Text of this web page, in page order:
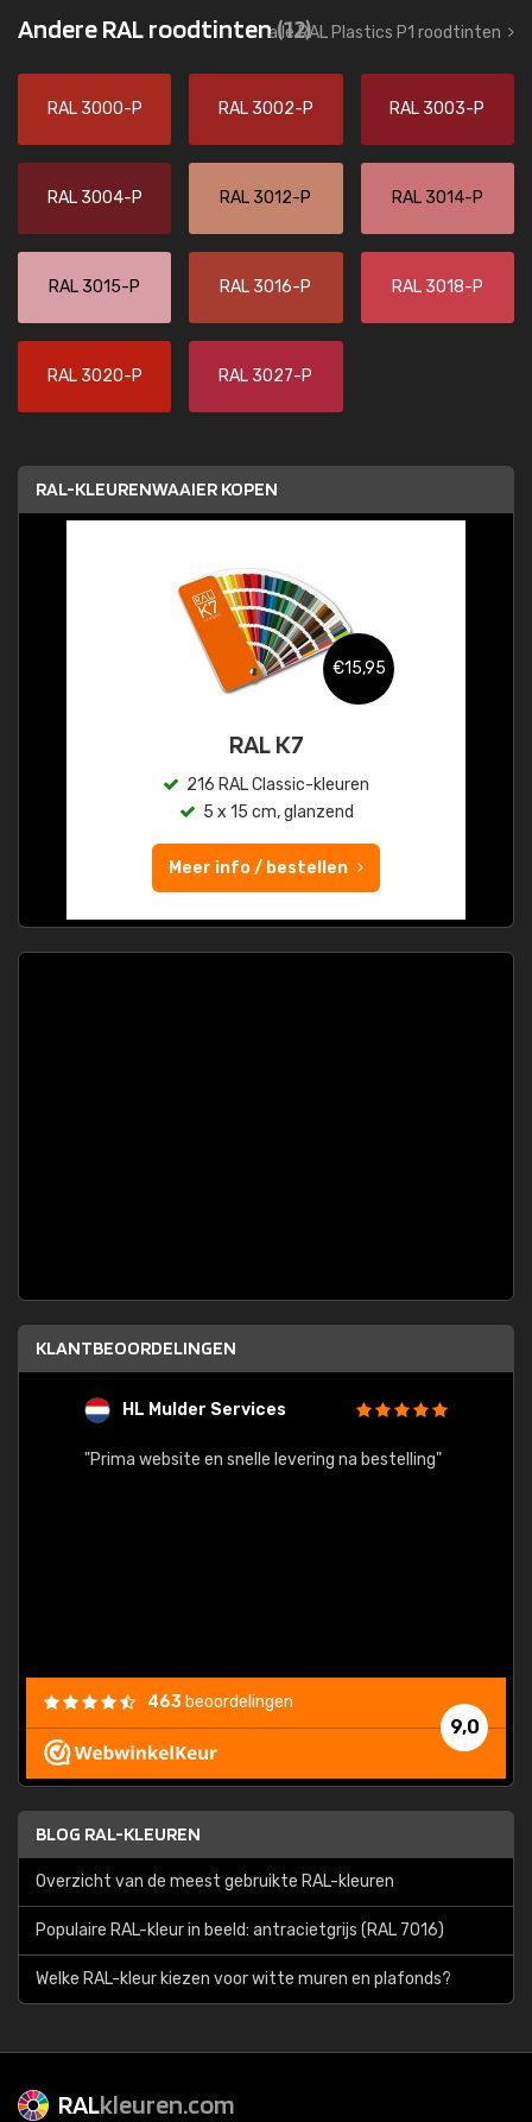
Andere RAL roodtinten(12)
alle RAL Plastics P1 roodtinten
RAL 3000-P RAL 3002-P RAL 3003-P
RAL 3004-P RAL 3012-P RAL 3014-P
RAL 3015-P RAL 3016-P RAL 3018-P
RAL 3020-P RAL 3027-P
RAL-KLEURENWAAIER KOPEN
€15,95
RAL K7
216 RAL Classic-kleuren
5 x 15 cm, glanzend
Meer info / bestellen
KLANTBEOORDELINGEN
HL Mulder Services
"Prima website en snelle levering na bestelling"
9,0
463 beoordelingen
BLOG RAL-KLEUREN
Overzicht van de meest gebruikte RAL-kleuren
Populaire RAL-kleur in beeld: antracietgrijs (RAL 7016)
Welke RAL-kleur kiezen voor witte muren en plafonds?
RALkleuren.com